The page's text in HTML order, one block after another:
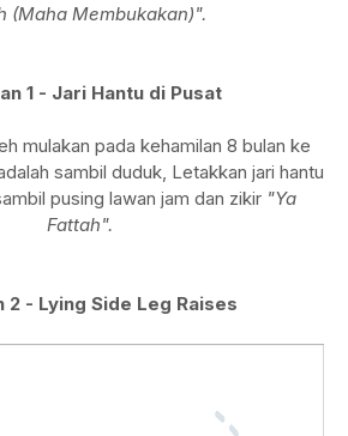
(Maha Membukakan)".
1 - Jari Hantu di Pusat
mulakan pada kehamilan 8 bulan ke
sambil duduk, Letakkan jari hantu
pusing lawan jam dan zikir "Ya
Fattah".
2 - Lying Side Leg Raises